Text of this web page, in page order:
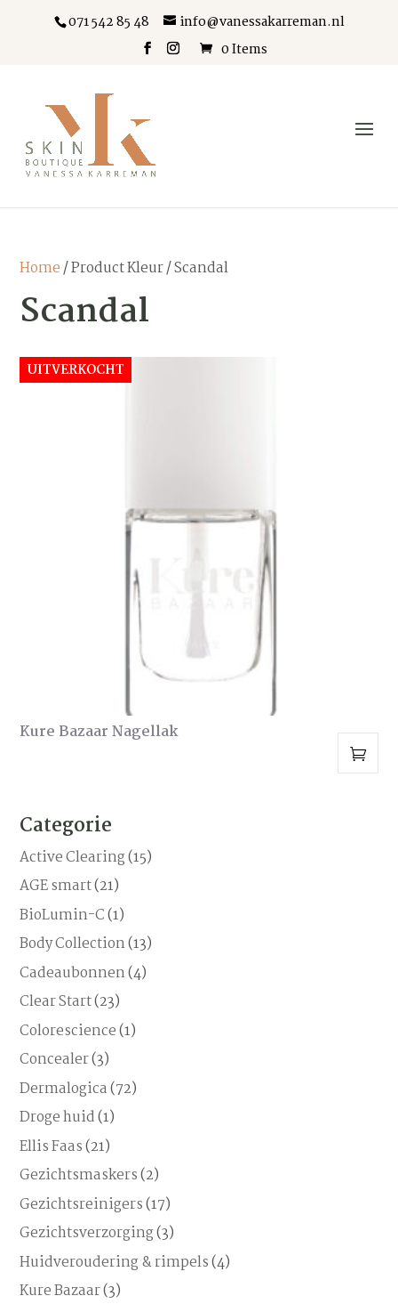
071 542 85 48
info@vanessakarreman.nl
0 Items
Home/ Product Kleur / Scandal
Scandal
UITVERKOCHT
Kure Bazaar Nagellak
heeft
meerdere
Deze
optie
kan
gekozen
worden
op
de
productpagina
Categorie
Active Clearing(15)
AGE smart(21)
BioLumin-C(1)
Body Collection(13)
Cadeaubonnen(4)
Clear Start(23)
Colorescience(1)
Concealer(3)
Dermalogica(72)
Droge huid(1)
Ellis Faas(21)
Gezichtsmaskers(2)
Gezichtsreinigers(17)
Gezichtsverzorging(3)
Huidveroudering & rimpels(4)
Kure Bazaar(3)